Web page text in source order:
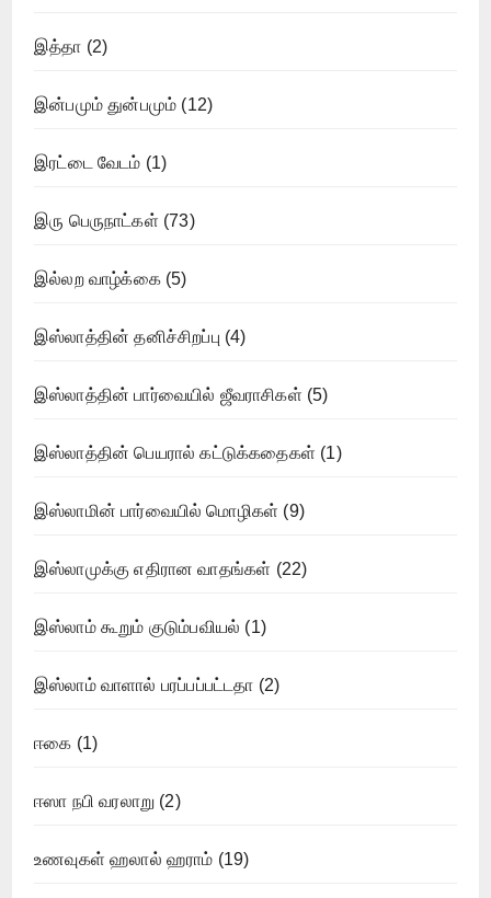
இத்தா (2)
இன்பமும் துன்பமும் (12)
இரட்டை வேடம் (1)
இரு பெருநாட்கள் (73)
இல்லற வாழ்க்கை(5)
இஸ்லாத்தின் தனிச்சிறப்பு (4)
இஸ்லாத்தின் பார்வையில் ஜீவராசிகள் (5)
இஸ்லாத்தின் பெயரால் கட்டுக்கதைகள் (1)
இஸ்லாமின் பார்வையில் மொழிகள் (9)
இஸ்லாமுக்கு எதிரான வாதங்கள் (22)
இஸ்லாம் கூறும் குடும்பவியல் (1)
இஸ்லாம் வாளால் பரப்பப்பட்டதா (2)
ஈகை (1)
ஈஸா நபி வரலாறு (2)
உணவுகள் ஹலால் ஹராம் (19)